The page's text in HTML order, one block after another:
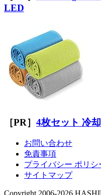
LED
［PR］ 4枚セット 冷
お問い合わせ
免責事項
プライバシー ポリシ
サイトマップ